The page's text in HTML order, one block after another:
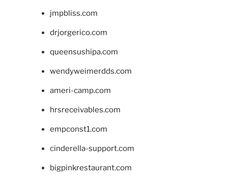
jmpbliss.com
drjorgerico.com
queensushipa.com
wendyweimerdds.com
ameri-camp.com
hrsreceivables.com
empconst1.com
cinderella-support.com
bigpinkrestaurant.com